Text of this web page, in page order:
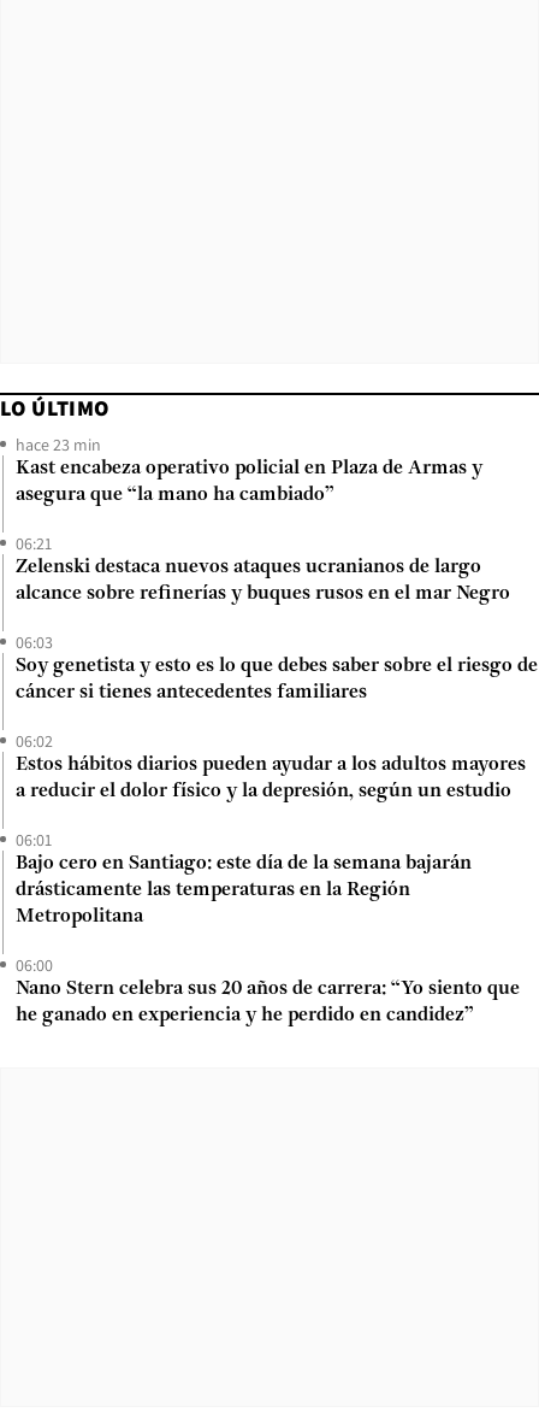
LO ÚLTIMO
hace 23 min
Kast encabeza operativo policial en Plaza de Armas y
asegura que “la mano ha cambiado”
06:21
Zelenski destaca nuevos ataques ucranianos de largo
alcance sobre refinerías y buques rusos en el mar Negro
06:03
Soy genetista y esto es lo que debes saber sobre el riesgo de
cáncer si tienes antecedentes familiares
06:02
Estos hábitos diarios pueden ayudar a los adultos mayores
a reducir el dolor físico y la depresión, según un estudio
06:01
Bajo cero en Santiago: este día de la semana bajarán
drásticamente las temperaturas en la Región
Metropolitana
06:00
Nano Stern celebra sus 20 años de carrera: “Yo siento que
he ganado en experiencia y he perdido en candidez”